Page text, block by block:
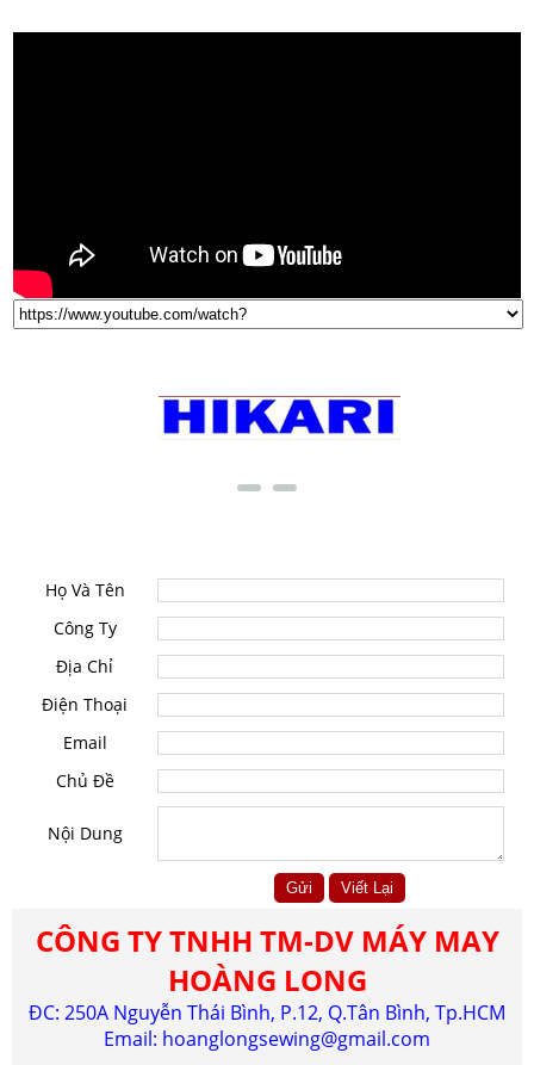
Họ Và Tên
Công Ty
Địa Chỉ
Điện Thoại
Email
Chủ Đề
Nội Dung
CÔNG TY TNHH TM-DV MÁY MAY
HOÀNG LONG
ĐC: 250A Nguyễn Thái Bình, P.12, Q.Tân Bình, Tp.HCM
Email: hoanglongsewing@gmail.com